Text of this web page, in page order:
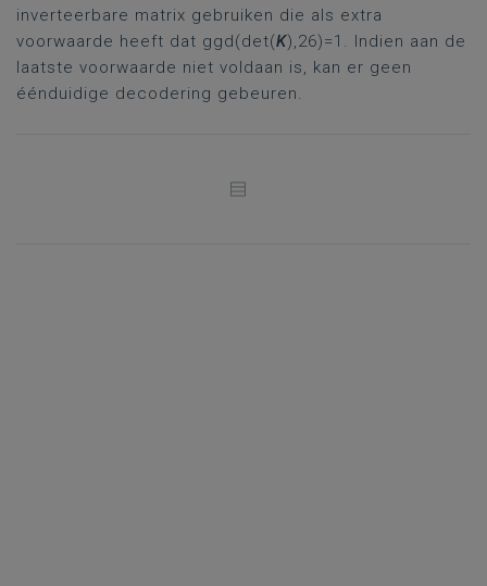
inverteerbare matrix gebruiken die als extra
voorwaarde heeft dat ggd(det(K),26)=1. Indien aan de
laatste voorwaarde niet voldaan is, kan er geen
éénduidige decodering gebeuren.